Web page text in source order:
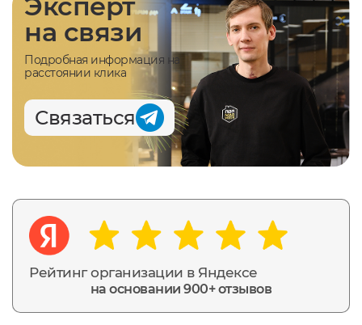
Рейтинг организации в Яндексе
на основании 900+ отзывов
на связи
Подробная информация на
расстоянии клика
Связаться